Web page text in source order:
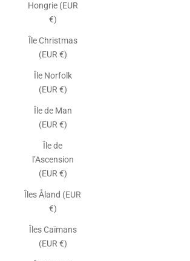
Hongrie (EUR
€)
Île Christmas
(EUR €)
Île Norfolk
(EUR €)
Île de Man
(EUR €)
Île de
l’Ascension
(EUR €)
Îles Åland (EUR
€)
Îles Caïmans
(EUR €)